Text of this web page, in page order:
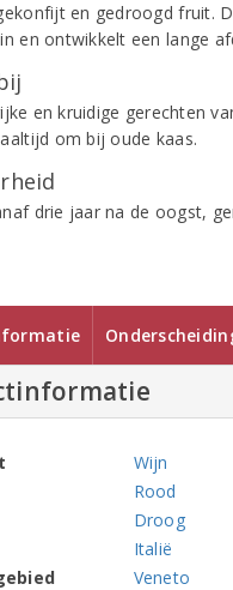
en gedroogd fruit.
en ontwikkelt een lange
en kruidige gerechten
om bij oude kaas.
drie jaar na de oogst,
Wijn
Rood
Droog
Italië
Veneto